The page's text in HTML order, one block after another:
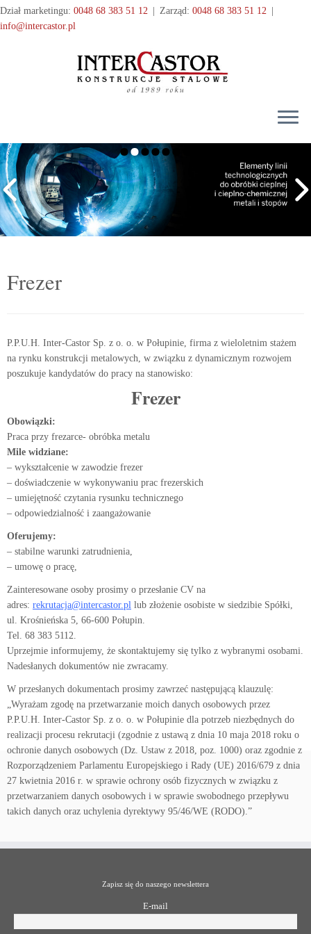
Przejdź
do
Dział marketingu: 0048 68 383 51 12 Zarząd: 0048 68 383 51 12
info@intercastor.pl
Frezer
P.P.U.H. Inter-Castor Sp. z o. o. w Połupinie, firma z wieloletnim stażem
na rynku konstrukcji metalowych, w związku z dynamicznym rozwojem
poszukuje kandydatów do pracy na stanowisko:
Frezer
Obowiązki:
Praca przy frezarce- obróbka metalu
Mile widziane:
– wykształcenie w zawodzie frezer
– doświadczenie w wykonywaniu prac frezerskich
– umiejętność czytania rysunku technicznego
– odpowiedzialność i zaangażowanie
Oferujemy:
– stabilne warunki zatrudnienia,
– umowę o pracę,
Zainteresowane osoby prosimy o przesłanie CV na
adres: rekrutacja@intercastor.pl lub złożenie osobiste w siedzibie Spółki,
ul. Krośnieńska 5, 66-600 Połupin.
Tel. 68 383 5112.
Uprzejmie informujemy, że skontaktujemy się tylko z wybranymi osobami.
Nadesłanych dokumentów nie zwracamy.
W przesłanych dokumentach prosimy zawrzeć następującą klauzulę:
„Wyrażam zgodę na przetwarzanie moich danych osobowych przez
P.P.U.H. Inter-Castor Sp. z o. o. w Połupinie dla potrzeb niezbędnych do
realizacji procesu rekrutacji (zgodnie z ustawą z dnia 10 maja 2018 roku o
ochronie danych osobowych (Dz. Ustaw z 2018, poz. 1000) oraz zgodnie z
Rozporządzeniem Parlamentu Europejskiego i Rady (UE) 2016/679 z dnia
27 kwietnia 2016 r. w sprawie ochrony osób fizycznych w związku z
przetwarzaniem danych osobowych i w sprawie swobodnego przepływu
takich danych oraz uchylenia dyrektywy 95/46/WE (RODO).”
Zapisz się do naszego newslettera
E-mail